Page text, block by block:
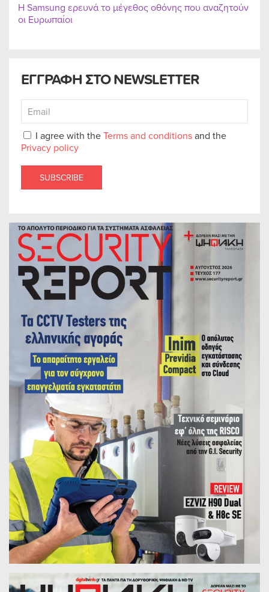
ΕΓΓΡΑΦΗ ΣΤΟ NEWSLETTER
I agree with theTerms and conditionsand the
Privacy policy
SUBSCRIBE
Η Samsung ερευνά το μέγεθος οθόνης που αναζητούν
οι Ευρωπαίοι